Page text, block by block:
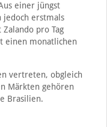
einer jüngst
jedoch erstmals
pro Tag
einen monatlichen
vertreten, obgleich
Märkten gehören
Brasilien.